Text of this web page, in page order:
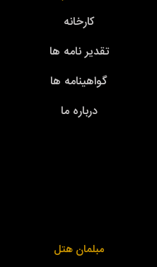
کارخانه
تقدیر نامه ها
گواهینامه ها
درباره ما
مبلمان هتل